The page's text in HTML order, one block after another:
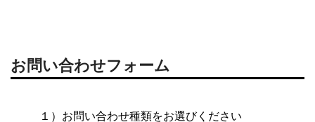
お問い合わせフォーム